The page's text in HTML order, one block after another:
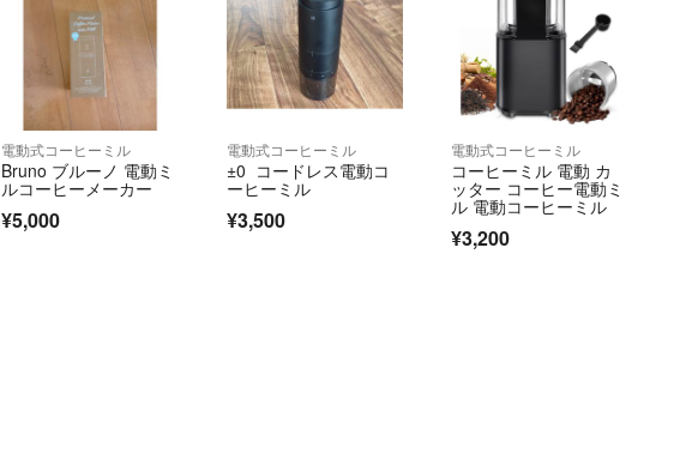
電動式コーヒーミル
Bruno ブルーノ 電動ミ
ルコーヒーメーカー
¥5,000
電動式コーヒーミル
±0 コードレス電動コ
ーヒーミル
¥3,500
電動式コーヒーミル
コーヒーミル 電動 カ
ッター コーヒー電動ミ
ル 電動コーヒーミル
¥3,200